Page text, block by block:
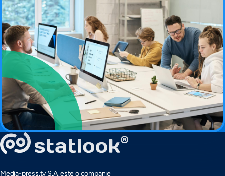
Media-press.tv S.A. este o companie